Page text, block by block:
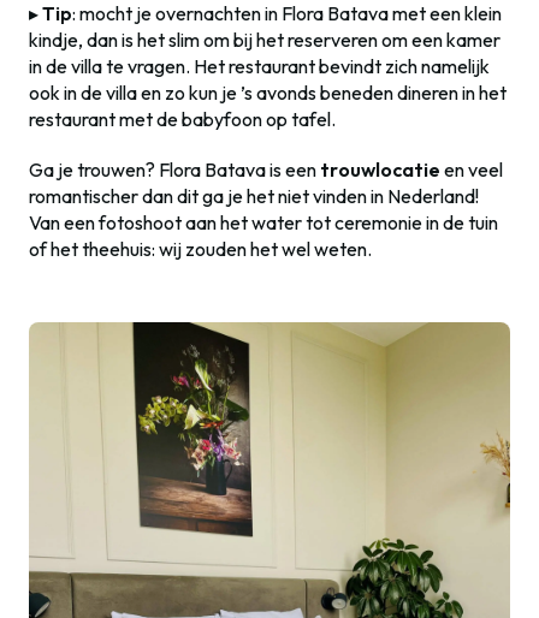
▸Tip: mocht je overnachten in Flora Batava met een klein
kindje, dan is het slim om bij het reserveren om een kamer
in de villa te vragen. Het restaurant bevindt zich namelijk
ook in de villa en zo kun je ’s avonds beneden dineren in het
restaurant met de babyfoon op tafel.
Ga je trouwen? Flora Batava is een trouwlocatie en veel
romantischer dan dit ga je het niet vinden in Nederland!
Van een fotoshoot aan het water tot ceremonie in de tuin
of het theehuis: wij zouden het wel weten.